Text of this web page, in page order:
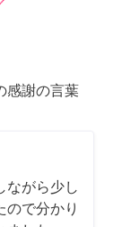
感謝の言葉
ながら少し
ので分かり